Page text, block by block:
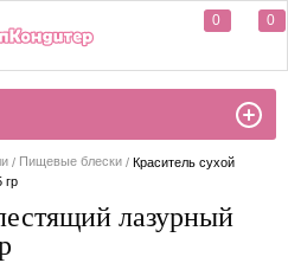
0 0
Пищевые блески
Краситель сухой
гр
лазурный